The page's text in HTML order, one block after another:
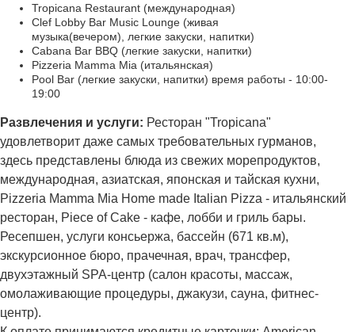
Tropicana Restaurant (международная)
Clef Lobby Bar Music Lounge (живая
музыка(вечером), легкие закуски, напитки)
Cabana Bar BBQ (легкие закуски, напитки)
Pizzeria Mamma Mia (итальянская)
Pool Bar (легкие закуски, напитки) время работы - 10:00-
19:00
Развлечения и услуги: Ресторан "Tropicana"
удовлетворит даже самых требовательных гурманов,
здесь представлены блюда из свежих морепродуктов,
международная, азиатская, японская и тайская кухни,
Pizzeria Mamma Mia Home made Italian Pizza - итальянский
ресторан, Piece of Cake - кафе, лобби и гриль бары.
Ресепшен, услуги консьержа, бассейн (671 кв.м),
экскурсионное бюро, прачечная, врач, трансфер,
двухэтажный SPA-центр (салон красоты, массаж,
омолаживающие процедуры, джакузи, сауна, фитнес-
центр).